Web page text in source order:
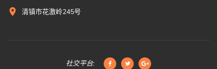
清镇市花激岭245号
社交平台: